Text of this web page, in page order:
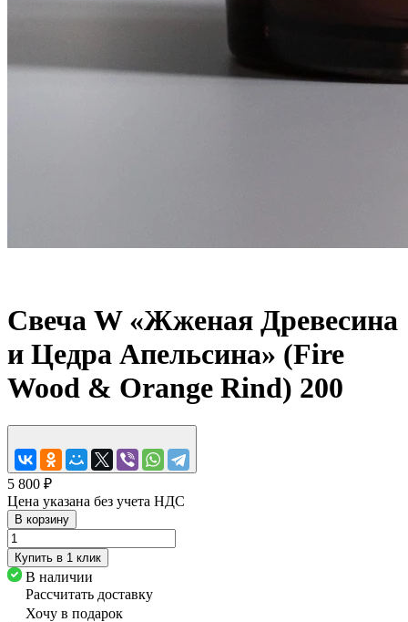
Свеча W «Жженая Древесина
и Цедра Апельсина» (Fire
Wood & Orange Rind) 200
5 800 ₽
Цена указана без учета НДС
В корзину
Купить в 1 клик
В наличии
Рассчитать доставку
Хочу в подарок